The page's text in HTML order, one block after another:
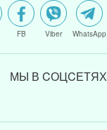
FB Viber WhatsApp
МЫ В CОЦCЕТЯХ